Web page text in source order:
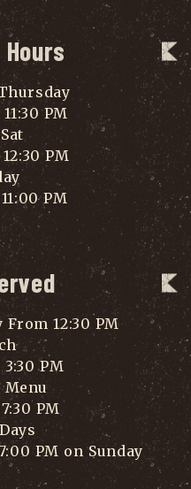
Hours
PM
PM
PM
From 12:30 PM
3:30 PM
Menu
PM
PM on Sunday